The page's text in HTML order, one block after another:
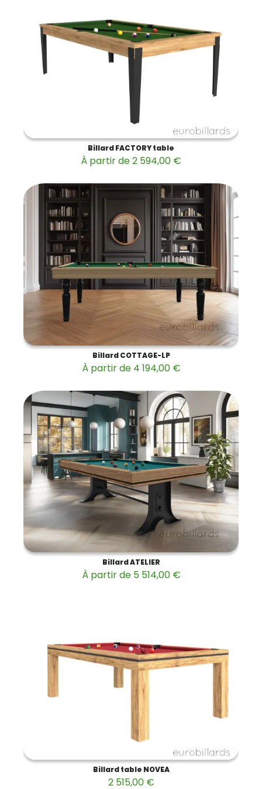
Billard FACTORY table
À partir de 2 594,00 €
Billard COTTAGE-LP
À partir de 4 194,00 €
Billard ATELIER
À partir de 5 514,00 €
Billard table NOVEA
2 515,00 €